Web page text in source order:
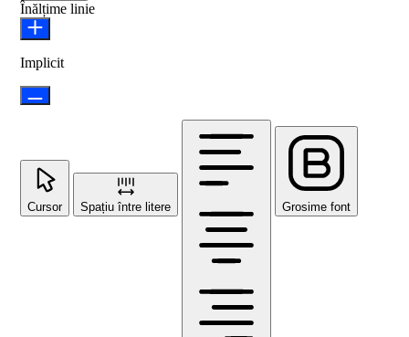
Înălțime linie
Implicit
Cursor Spațiu între litere Grosime font